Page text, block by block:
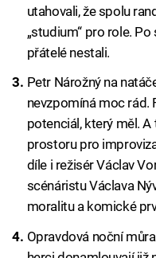
utahovali, že spolu
„studium“ pro role.
přátelé nestali.
Petr Nárožný na
nevzpomíná moc rád.
potenciál, který měl.
prostoru pro
díle i režisér Václav
scénáristu Václava
moralitu a komické
Opravdová noční